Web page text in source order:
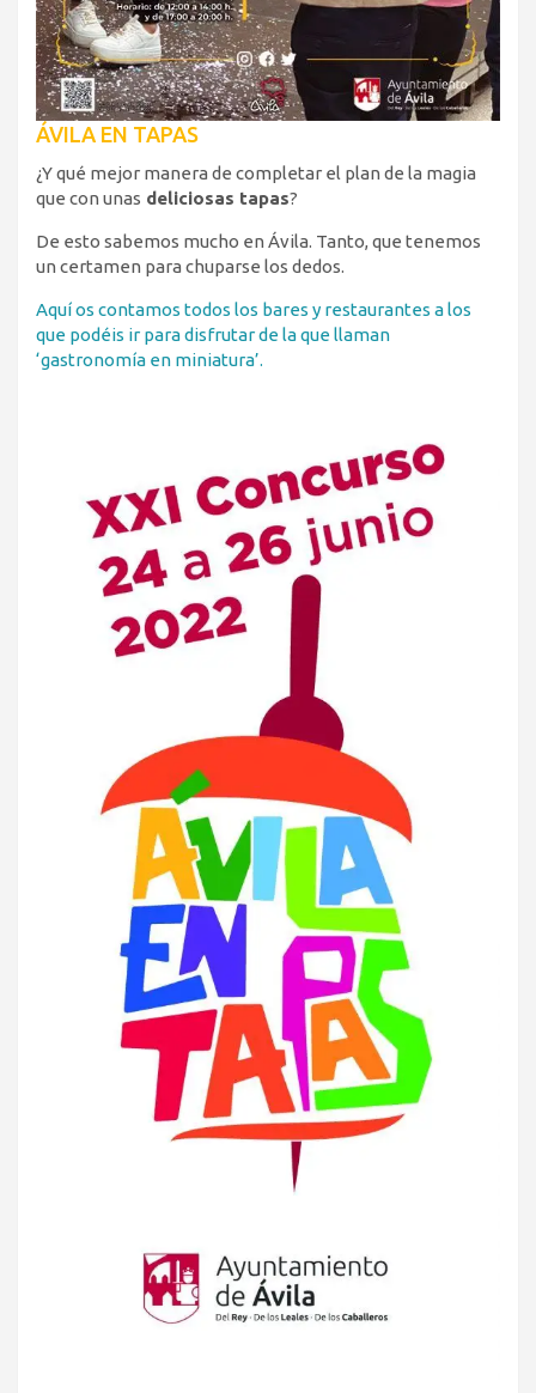
ÁVILA EN TAPAS
¿Y qué mejor manera de completar el plan de la magia
que con unas deliciosas tapas?
De esto sabemos mucho en Ávila. Tanto, que tenemos
un certamen para chuparse los dedos.
Aquí os contamos todos los bares y restaurantes a los
que podéis ir para disfrutar de la que llaman
‘gastronomía en miniatura’.